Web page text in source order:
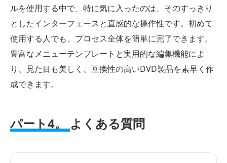
ルを使用する中で、特に気に入ったのは、そのすっきり
としたインターフェースと直感的な操作性です。初めて
使用する人でも、プロセス全体を簡単に完了できます。
豊富なメニューテンプレートと実用的な編集機能によ
り、見た目も美しく、互換性の高いDVD製品を素早く作
成できます。
パート4。 よくある質問